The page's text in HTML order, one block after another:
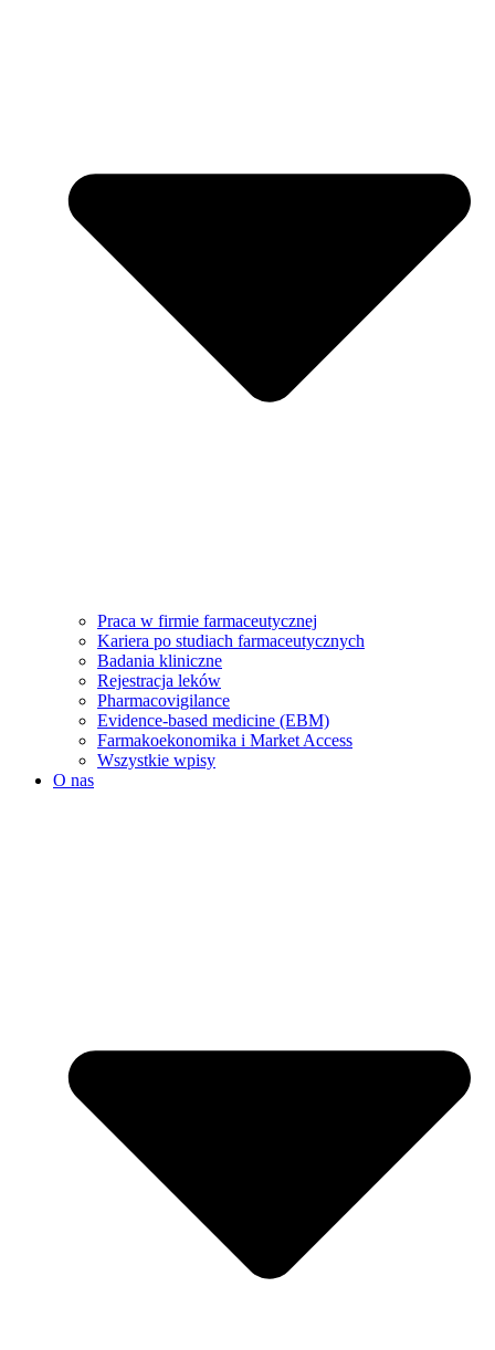
Praca w firmie farmaceutycznej
Kariera po studiach farmaceutycznych
Badania kliniczne
Rejestracja leków
Pharmacovigilance
Evidence-based medicine (EBM)
Farmakoekonomika i Market Access
Wszystkie wpisy
O nas